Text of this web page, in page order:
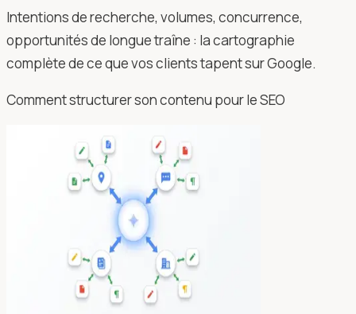
Intentions de recherche, volumes, concurrence,
opportunités de longue traîne : la cartographie
complète de ce que vos clients tapent sur Google.
Comment structurer son contenu pour le SEO